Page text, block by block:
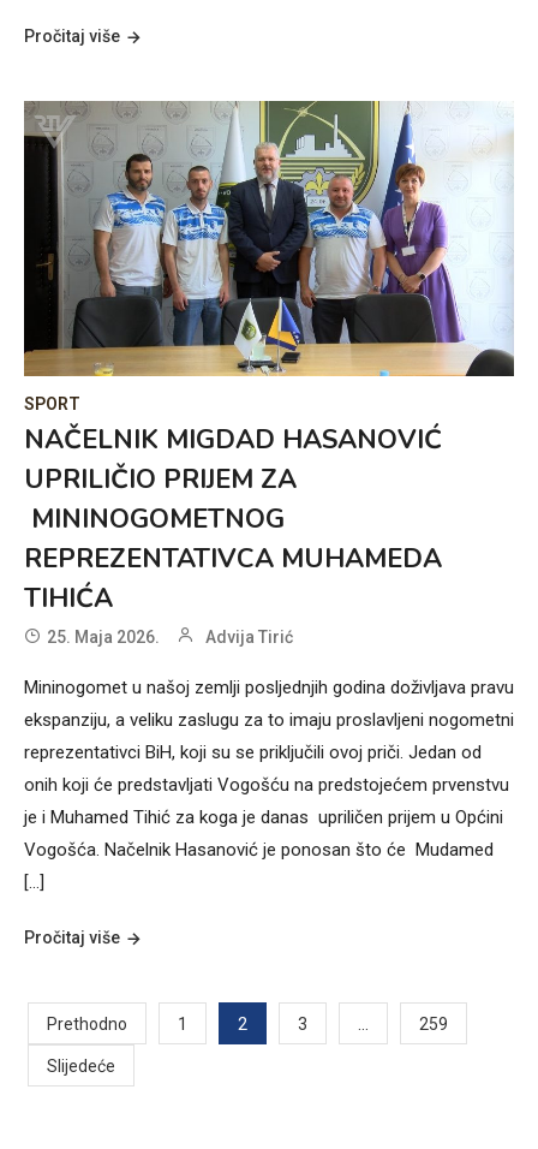
Pročitaj više
SPORT
NAČELNIK MIGDAD HASANOVIĆ
UPRILIČIO PRIJEM ZA
MININOGOMETNOG
REPREZENTATIVCA MUHAMEDA
TIHIĆA
25. Maja 2026. Advija Tirić
Mininogomet u našoj zemlji posljednjih godina doživljava pravu
ekspanziju, a veliku zaslugu za to imaju proslavljeni nogometni
reprezentativci BiH, koji su se priključili ovoj priči. Jedan od
onih koji će predstavljati Vogošću na predstojećem prvenstvu
je i Muhamed Tihić za koga je danas upriličen prijem u Općini
Vogošća. Načelnik Hasanović je ponosan što će Mudamed
[…]
Pročitaj više
Posts
pagination
Prethodno 1 2 3 … 259
Slijedeće